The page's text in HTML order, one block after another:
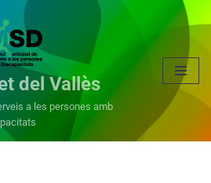
del Vallès
a les persones amb